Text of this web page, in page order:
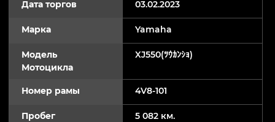
Дата торгов 03.02.2023
Марка Yamaha
Модель
Мотоцикла
XJ550(ﾂｳｶﾝｼｮ)
Номер рамы 4V8-101
Пробег 5 082 км.